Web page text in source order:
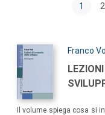
1 2
Autori:
Franco
Titolo:
Sommario:
Il volume spiega cosa si